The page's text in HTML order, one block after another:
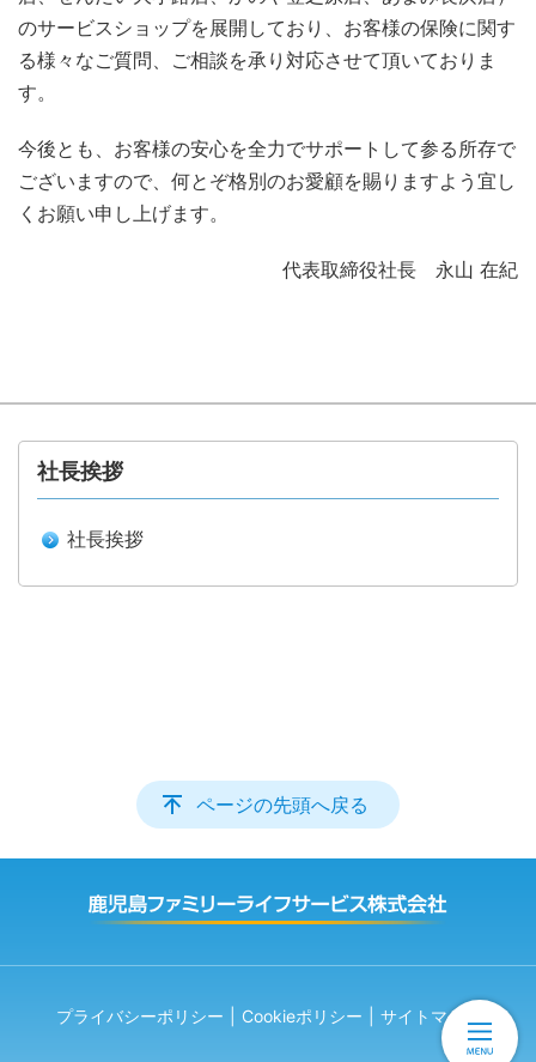
のサービスショップを展開しており、お客様の保険に関す
る様々なご質問、ご相談を承り対応させて頂いておりま
す。
今後とも、お客様の安心を全力でサポートして参る所存で
ございますので、何とぞ格別のお愛顧を賜りますよう宜し
くお願い申し上げます。
代表取締役社長 永山 在紀
社長挨拶
社長挨拶
ページの先頭へ戻る
プライバシーポリシー Cookieポリシー サイトマップ